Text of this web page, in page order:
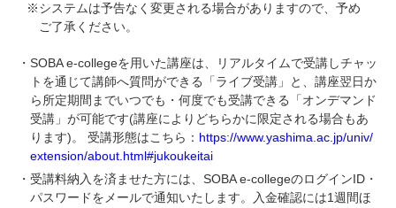
※システムは予告なく変更される場合がありますので、予め
ご了承ください。
・SOBA e-collegeを用いた講座は、リアルタイムで受講しチャッ
トを通じて講師へ質問ができる「ライブ受講」と、講座翌日か
ら所定期間までいつでも・何度でも受講できる「オンデマンド
受講」が可能です(講座によりどちらかに限定される場合もあ
ります)。
受講形態はこちら： https://www.yashima.ac.jp/univ/
extension/about.html#jukoukeitai
・受講料納入を済ませた方には、SOBA e-collegeのログインID・
パスワードをメールで通知いたします。入金確認には1週間ほ